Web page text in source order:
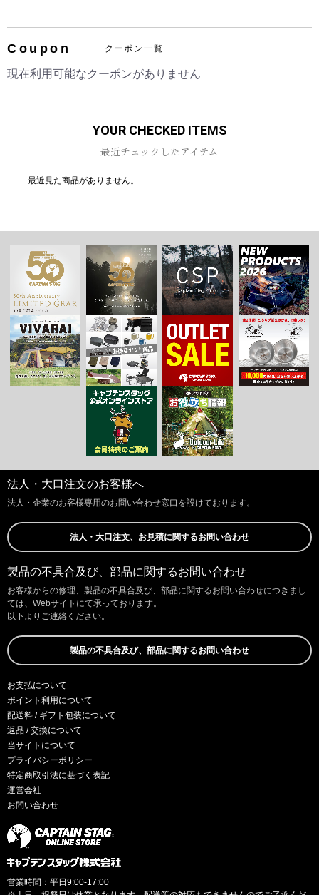
Coupon クーポン一覧
現在利用可能なクーポンがありません
YOUR CHECKED ITEMS
最近チェックしたアイテム
最近見た商品がありません。
法人・大口注文のお客様へ
法人・企業のお客様専用のお問い合わせ窓口を設けております。
法人・大口注文、お見積に関するお問い合わせ
製品の不具合及び、部品に関するお問い合わせ
お客様からの修理、製品の不具合及び、部品に関するお問い合わせにつきまし
ては、Webサイトにて承っております。
以下よりご連絡ください。
製品の不具合及び、部品に関するお問い合わせ
お支払について
ポイント利用について
配送料 / ギフト包装について
返品 / 交換について
当サイトについて
プライバシーポリシー
特定商取引法に基づく表記
運営会社
お問い合わせ
営業時間：平日9:00-17:00